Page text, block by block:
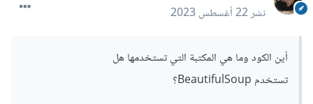
نشر22 أغسطس 2023
أين الكود وما هي المكتبة التي تستخدمها هل
تستخدم BeautifulSoup؟